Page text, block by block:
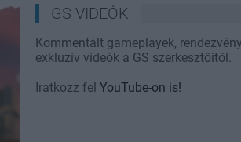
GS VIDEÓK
Kommentált gameplayek,
exkluzív videók a GS szerkesztőitől.
Iratkozz fel YouTube-on is!